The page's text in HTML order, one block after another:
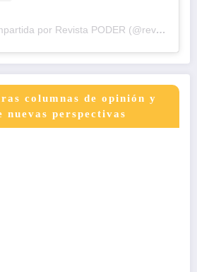
Una publicación compartida por Revista PODER (@revistapodercol)
columnas de opinión y
nuevas perspectivas